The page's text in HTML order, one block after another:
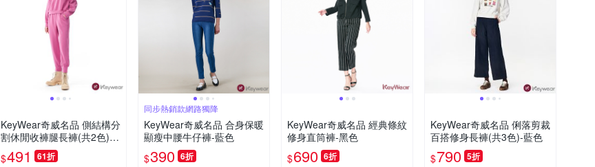
KeyWear奇威名品 側結構分
割休閒收褲腿長褲(共2色)-
紫紅色
$491 61折
同步熱銷款網路獨降
KeyWear奇威名品 合身保暖
顯瘦中腰牛仔褲-藍色
$390 6折
KeyWear奇威名品 經典條紋
修身直筒褲-黑色
$690 6折
KeyWear奇威名品 俐落剪裁
百搭修身長褲(共3色)-藍色
$790 5折